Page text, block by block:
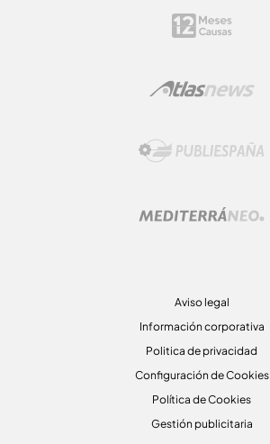
Aviso legal
Información corporativa
Politica de privacidad
Configuración de Cookies
Política de Cookies
Gestión publicitaria